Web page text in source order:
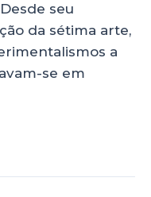
seu
da sétima arte,
a
se em